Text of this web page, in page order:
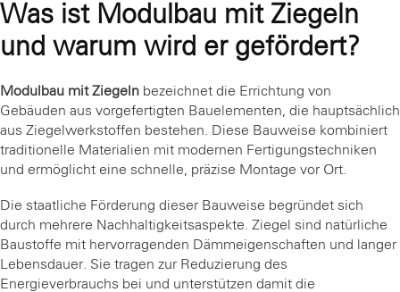
Was ist Modulbau mit Ziegeln
und warum wird er gefördert?
Modulbau mit Ziegeln bezeichnet die Errichtung von
Gebäuden aus vorgefertigten Bauelementen, die hauptsächlich
aus Ziegelwerkstoffen bestehen. Diese Bauweise kombiniert
traditionelle Materialien mit modernen Fertigungstechniken
und ermöglicht eine schnelle, präzise Montage vor Ort.
Die staatliche Förderung dieser Bauweise begründet sich
durch mehrere Nachhaltigkeitsaspekte. Ziegel sind natürliche
Baustoffe mit hervorragenden Dämmeigenschaften und langer
Lebensdauer. Sie tragen zur Reduzierung des
Energieverbrauchs bei und unterstützen damit die